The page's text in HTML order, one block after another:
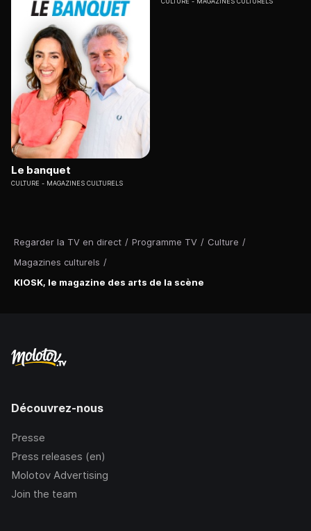
Regarder la TV en direct / Programme TV / Culture /
Magazines culturels /
KIOSK, le magazine des arts de la scène
Le banquet
CULTURE MAGAZINES CULTURELS
Découvrez-nous
Presse
Press releases (en)
Molotov Advertising
Join the team